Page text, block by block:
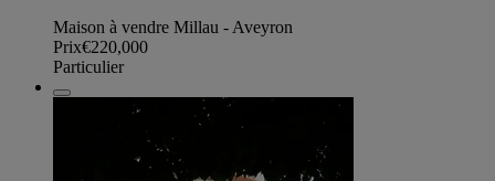
Maison à vendre Millau - Aveyron
Prix€220,000
Particulier